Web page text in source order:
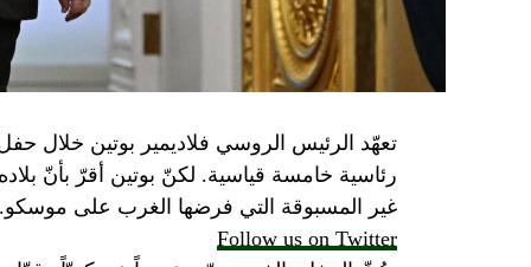
تعهّد الرئيس الروسي فلاديمير بوتين خلال
رئاسية خامسة قياسية. لكنّ بوتين أقرّ بأنّ
غير المسبوقة التي فرضها الغرب على موسكو.
Follow us on Twitter